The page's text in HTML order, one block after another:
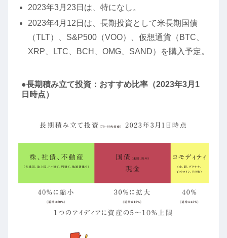
2023年3月23日は、特になし。
2023年4月12日は、長期投資として米長期国債
（TLT）、S&P500（VOO）、仮想通貨（BTC、
XRP、LTC、BCH、OMG、SAND）を購入予定。
●長期積み立て投資：おすすめ比率（2023年3月1
日時点）